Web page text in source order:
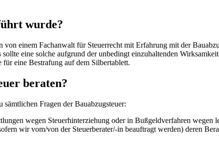
wurde?
einem Fachanwalt für Steuerrecht mit Erfahrung mit der
eine solche aufgrund der unbedingt einzuhaltenden
eine Bestrafung auf dem Silbertablett.
beraten?
Fragen der Bauabzugsteuer:
wegen Steuerhinterziehung oder in Bußgeldverfahren
wir vom/von der Steuerberater/-in beauftragt werden) deren